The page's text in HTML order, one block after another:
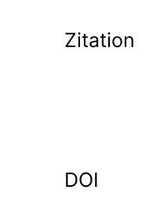
Zitation
DOI